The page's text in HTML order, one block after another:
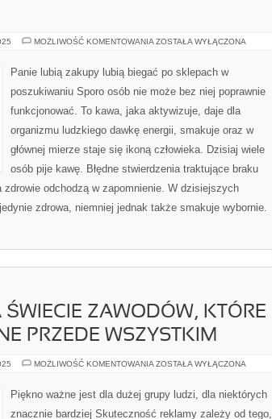
MOŻLIWOŚĆ KOMENTOWANIA SPORO
MOŻE
BEZ
STOSOWNIE
ZOSTAŁA WYŁĄCZONA
Panie lubią zakupy lubią biegać po sklepach w
poszukiwaniu Sporo osób nie może bez niej poprawnie
funkcjonować. To kawa, jaka aktywizuje, daje dla
organizmu ludzkiego dawkę energii, smakuje oraz w
głównej mierze staje się ikoną człowieka. Dzisiaj wiele
osób pije kawę. Błędne stwierdzenia traktujące braku
zdrowie odchodzą w zapomnienie. W dzisiejszych
zdrowa, niemniej jednak także smakuje wybornie.
ŚWIECIE ZAWODÓW, KTÓRE
PRZEDE WSZYSTKIM
MOŻLIWOŚĆ KOMENTOWANIA WIELE
ŚWIECIE
ZAWODÓW,
SĄ
ZOSTAŁA WYŁĄCZONA
Piękno ważne jest dla dużej grupy ludzi, dla niektórych
znacznie bardziej Skuteczność reklamy zależy od tego,